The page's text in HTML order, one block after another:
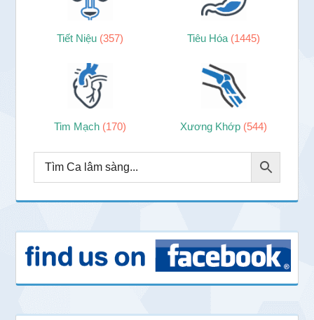
Tiết Niệu (357) Tiêu Hóa (1445)
Tim Mạch (170) Xương Khớp (544)